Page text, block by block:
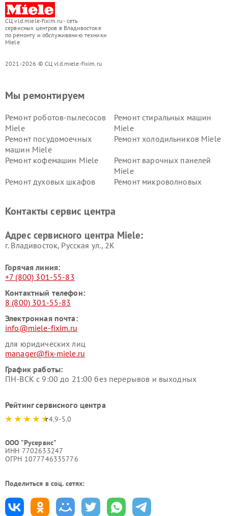
СЦ vld.miele-fixim.ru - сеть
сервисных центров в Владивостоке
по ремонту и обслуживанию техники
Miele
2021-2026 © СЦ vld.miele-fixim.ru
Мы ремонтируем
Ремонт роботов-пылесосов
Miele
Ремонт стиральных машин
Miele
Ремонт посудомоечных
машин Miele
Ремонт холодильников Miele
Ремонт кофемашин Miele
Ремонт варочных панелей
Miele
Ремонт духовых шкафов
Ремонт микроволновых
Miele
Miele
пылесосов Miele
Контакты сервис центра
Адрес сервисного центра Miele:
г. Владивосток, Русская ул., 2К
Горячая линия:
+7 (800) 301-55-83
Контактный телефон:
8 (800) 301-55-83
Электронная почта:
info@miele-fixim.ru
для юридических лиц
manager@fix-miele.ru
График работы:
ПН-ВСК с 9:00 до 21:00 без перерывов и выходных
Рейтинг сервисного центра
4.9-5.0
ООО "Русервис"
ИНН 7702633247
ОГРН 1077746335776
Поделиться в соц. сетях: